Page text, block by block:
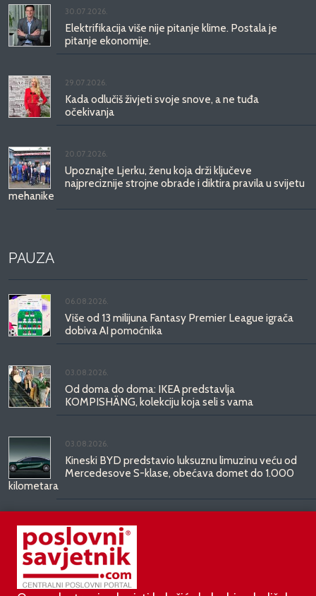
30.07.2026.
Elektrifikacija više nije pitanje klime. Postala je
pitanje ekonomije.
29.07.2026.
Kada odlučiš živjeti svoje snove, a ne tuđa
očekivanja
20.07.2026.
Upoznajte Ljerku, ženu koja drži ključeve
najpreciznije strojne obrade i diktira pravila u svijetu
mehanike
PAUZA
06.08.2026.
Više od 13 milijuna Fantasy Premier League igrača
dobiva AI pomoćnika
03.08.2026.
Od doma do doma: IKEA predstavlja
KOMPISHÄNG, kolekciju koja seli s vama
03.08.2026.
Kineski BYD predstavio luksuznu limuzinu veću od
Mercedesove S-klase, obećava domet do 1.000
kilometara
31.07.2026.
Najbrži studentski bolidi svijeta stižu u Mičevec